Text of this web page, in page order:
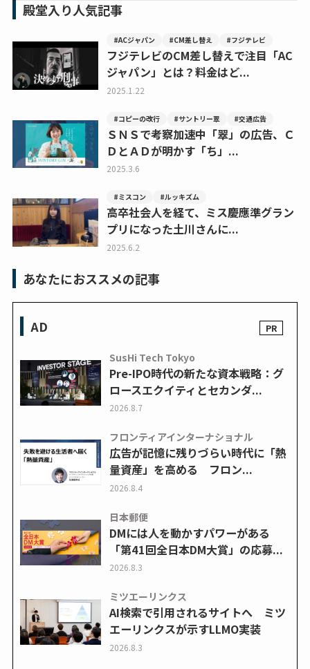
殿堂入り人気記事
#ACジャパン #CM差し替え #フジテレビ
フジテレビのCM差し替えで注目「AC
ジャパン」とは？料金はど...
2025.1.22
#コピーの改行 #サントリー翠 #交通広告
ＳＮＳで考察加速中「翠」の広告、Ｃ
ＤとＡＤが明かす「ち」...
2025.3.6
#ミスコン #ルッキズム
高卒社会人を経て、ミス慶應準グラン
プリになった土川さんに...
2025.6.2
あなたにおススメの記事
AD
SusHi Tech Tokyo
Pre-IPO時代の新たな資本戦略：グ
ロースエクイティとセカンダ...
2026.8.7
フロンティアインターナショナル
広告が記憶に残りづらい時代に「熱
量資産」を高める フロン...
2026.8.4
日本郵便
DMには人を動かすパワーがある
「第41回全日本DM大賞」の応募...
2026.8.3
ミツエーリンクス
AI検索で引用されるサイトへ ミツ
エーリンクスが示すLLMO実装
2026.8.3